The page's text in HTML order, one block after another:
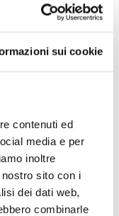
sui cookie
contenuti ed
media e per
inoltre
sito con i
dei dati web,
combinarle
il Forte di Monte, la
uno dei borghi più belli
dei vigneti della
ai nostri ospiti.